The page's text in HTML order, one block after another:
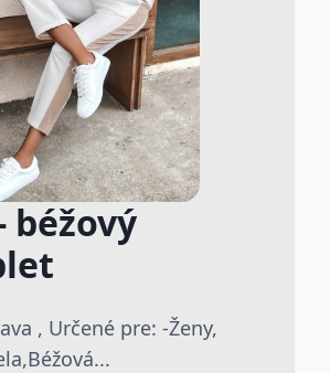
béžový
, Určené pre: -Ženy,